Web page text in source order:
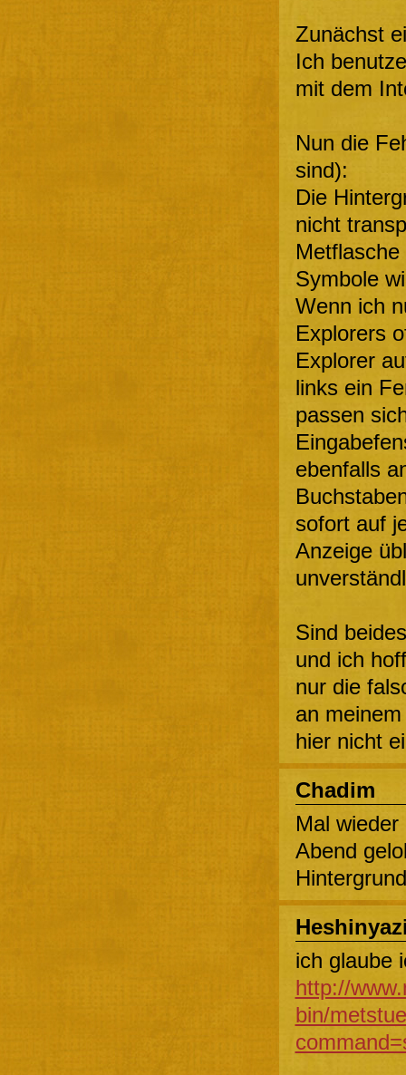
Zunächst
Ich
mit dem
Nun die
sind):
Die
nicht
Symbole
Wenn ich
Explorers
Explorer
links ein
passen
ebenfalls
sofort auf
Anzeige
Sind
und ich
nur die
an
hier nicht
Chadim
Mal
Abend
ich glaube
http://
bin/